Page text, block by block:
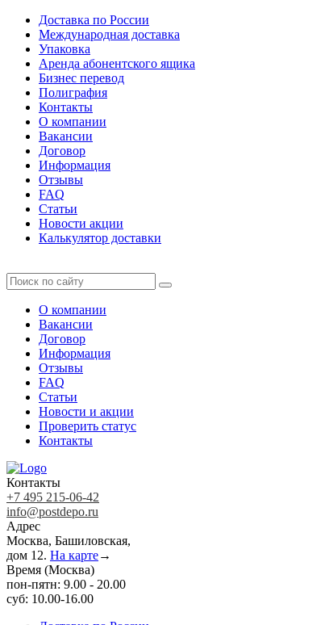
Доставка по России
Международная доставка
Упаковка
Аренда абонентского ящика
Бизнес перевод
Полиграфия
Контакты
О компании
Вакансии
Договор
Информация
Отзывы
FAQ
Статьи
Новости акции
Калькулятор доставки
О компании
Вакансии
Договор
Информация
Отзывы
FAQ
Статьи
Новости и акции
Проверить статус
Контакты
Контакты
+7 495 215-06-42
info@postdepo.ru
Адрес
Москва, Башиловская,
дом 12. На карте→
Время (Москва)
пон-пятн: 9.00 - 20.00
суб: 10.00-16.00